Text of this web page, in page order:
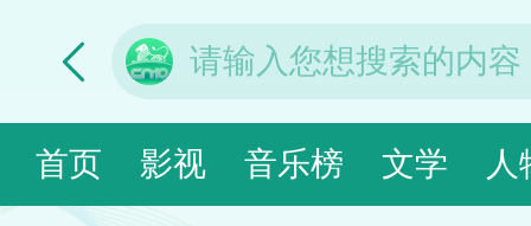
首页 影视 音乐榜 文学 人